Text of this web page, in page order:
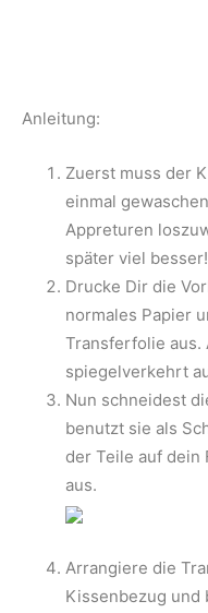
Anleitung:
Zuerst muss der
einmal
Appreturen
später viel besser!
Drucke Dir die
normales Papier
Transferfolie aus.
spiegelverkehrt
Nun schneidest
benutzt sie als
der Teile auf dein
aus.
Arrangiere die
Kissenbezug und